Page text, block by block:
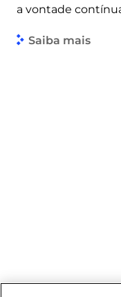
a vontade
Saiba mais